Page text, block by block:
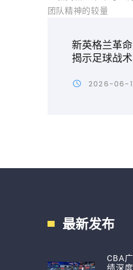
新英格兰革
揭示足球战
2026-06-
最新发布
CBA
绩深